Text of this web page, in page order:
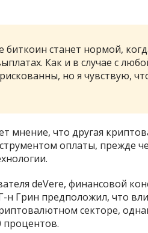
биткоин станет нормой,
Как и в случае с
но я чувствую,
мнение, что другая
оплаты, прежде
deVere, финансовой
Грин предположил, что
секторе,